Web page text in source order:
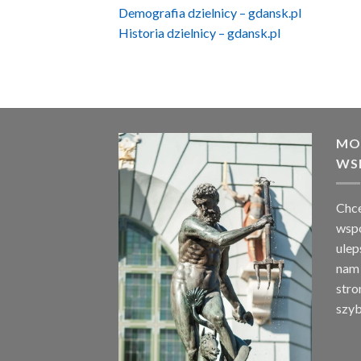
Demografia dzielnicy – gdansk.pl
Historia dzielnicy – gdansk.pl